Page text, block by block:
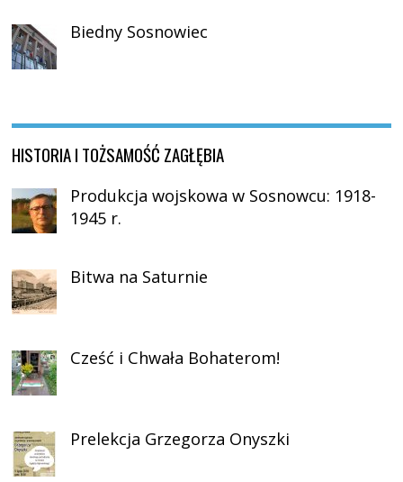
Biedny Sosnowiec
HISTORIA I TOŻSAMOŚĆ ZAGŁĘBIA
Produkcja wojskowa w Sosnowcu: 1918-
1945 r.
Bitwa na Saturnie
Cześć i Chwała Bohaterom!
Prelekcja Grzegorza Onyszki